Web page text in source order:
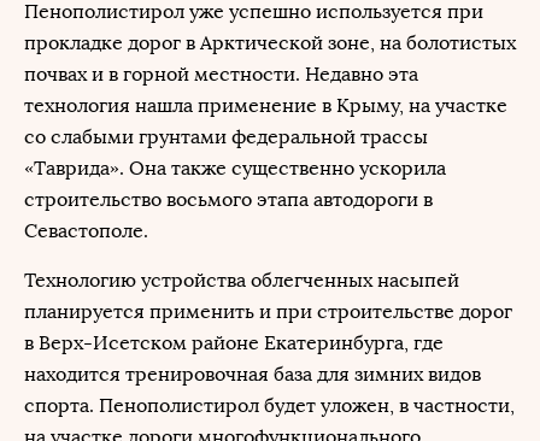
Пенополистирол уже успешно используется при
прокладке дорог в Арктической зоне, на болотистых
почвах и в горной местности. Недавно эта
технология нашла применение в Крыму, на участке
со слабыми грунтами федеральной трассы
«Таврида». Она также существенно ускорила
строительство восьмого этапа автодороги в
Севастополе.
Технологию устройства облегченных насыпей
планируется применить и при строительстве дорог
в Верх-Исетском районе Екатеринбурга, где
находится тренировочная база для зимних видов
спорта. Пенополистирол будет уложен, в частности,